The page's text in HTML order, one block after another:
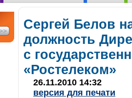
Сергей Белов
должность
с
«Ростелеком»
26.11.2010 14:32
версия для печати